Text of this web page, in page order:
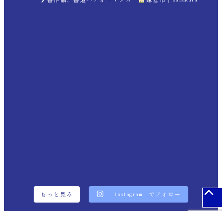
もっと見る Instagram でフォロー